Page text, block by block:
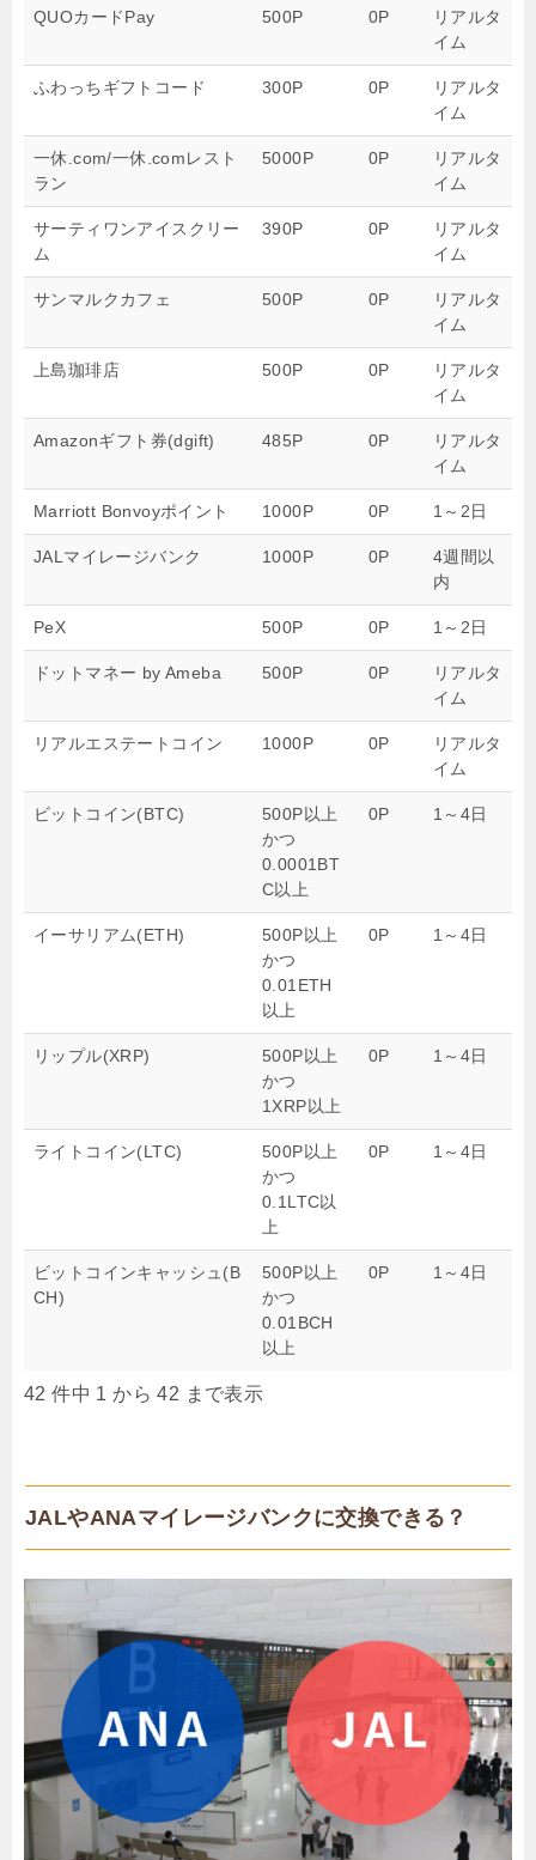
QUOカードPay 500P 0P
リアルタ
イム
ふわっちギフトコード 300P 0P
リアルタ
イム
一休.com/一休.comレスト
ラン
5000P 0P
リアルタ
イム
サーティワンアイスクリー
ム
390P 0P
リアルタ
イム
サンマルクカフェ 500P 0P
リアルタ
イム
上島珈琲店 500P 0P
リアルタ
イム
Amazonギフト券(dgift) 485P 0P
リアルタ
イム
Marriott Bonvoyポイント 1000P 0P 1～2日
JALマイレージバンク 1000P 0P
4週間以
内
PeX 500P 0P 1～2日
ドットマネー by Ameba 500P 0P
リアルタ
イム
リアルエステートコイン 1000P 0P
リアルタ
イム
ビットコイン(BTC)
500P以上
かつ
0.0001BT
C以上
0P 1～4日
イーサリアム(ETH)
500P以上
かつ
0.01ETH
以上
0P 1～4日
リップル(XRP)
500P以上
かつ
1XRP以上
0P 1～4日
ライトコイン(LTC)
500P以上
かつ
0.1LTC以
上
0P 1～4日
ビットコインキャッシュ(B
CH)
500P以上
かつ
0.01BCH
以上
0P 1～4日
42 件中 1 から 42 まで表示
JALやANAマイレージバンクに交換できる？